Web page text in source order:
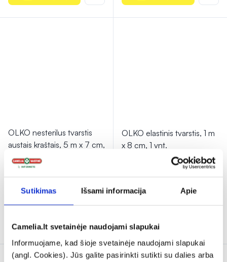
Sutikimas Išsami informacija Apie
Camelia.lt svetainėje naudojami slapukai
Informuojame, kad šioje svetainėje naudojami slapukai
(angl. Cookies). Jūs galite pasirinkti sutikti su dalies arba
OLKO nesterilus tvarstis
austais kraštais, 5 m x 7 cm,
1 vnt.
Į krepšelį
OLKO elastinis tvarstis, 1 m
x 8 cm, 1 vnt.
% PAPILDOMA NUOLAIDA
Į krepšelį